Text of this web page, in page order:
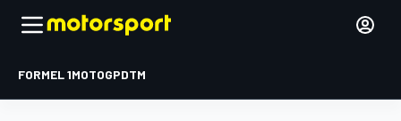
FORMEL 1MOTOGPDTM